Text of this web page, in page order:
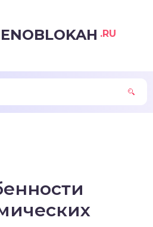
.RU